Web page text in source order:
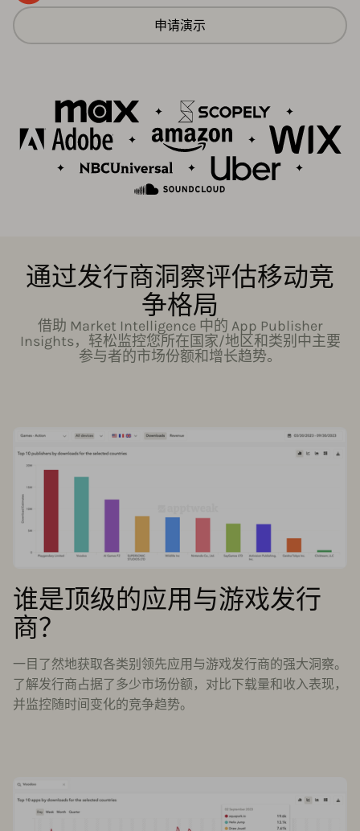
申请演示
通过发行商洞察评估移动竞
争格局
借助 Market Intelligence 中的 App Publisher
Insights，轻松监控您所在国家/地区和类别中主要
参与者的市场份额和增长趋势。
谁是顶级的应用与游戏发行
商？
一目了然地获取各类别领先应用与游戏发行商的强大洞察。
了解发行商占据了多少市场份额，对比下载量和收入表现，
并监控随时间变化的竞争趋势。